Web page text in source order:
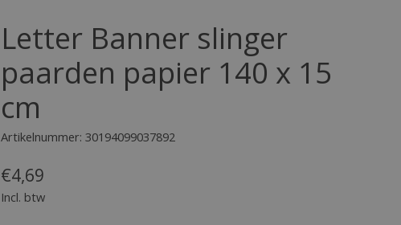
Letter Banner slinger
paarden papier 140 x 15
cm
Artikelnummer: 30194099037892
€4,69
Incl. btw